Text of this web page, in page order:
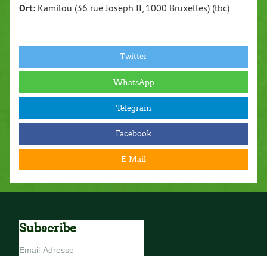
Ort: Kamilou (36 rue Joseph II, 1000 Bruxelles) (tbc)
Twitter
WhatsApp
Telegram
Facebook
E-Mail
Subscribe
Email-Adresse